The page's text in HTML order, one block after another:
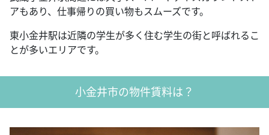
アもあり、仕事帰りの買い物もスムーズです。
東小金井駅は近隣の学生が多く住む学生の街と呼ばれるこ
とが多いエリアです。
小金井市の物件賃料は？